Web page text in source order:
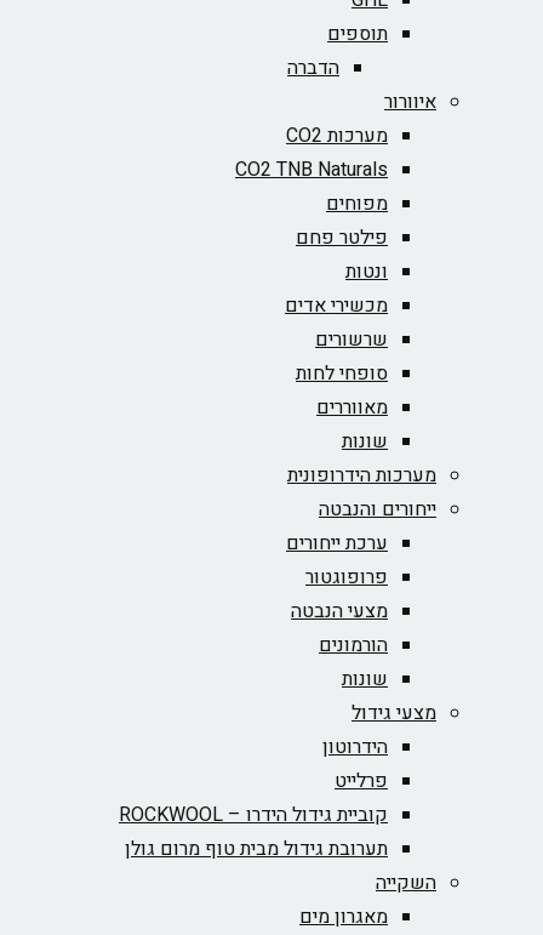
תוספים
הדברה
איוורור
מערכות CO2
CO2 TNB Naturals
מפוחים
פילטר פחם
מכשירי אדים
שרשורים
סופחי לחות
מאווררים
מערכות הידרופונית
ייחורים והנבטה
ערכת ייחורים
פרופוגטור
מצעי הנבטה
הורמונים
מצעי גידול
הידרוטון
פרלייט
קוביית גידול הידרו – ROCKWOOL‏
תערובת גידול מבית טוף מרום גולן
השקייה
מאגרון מים